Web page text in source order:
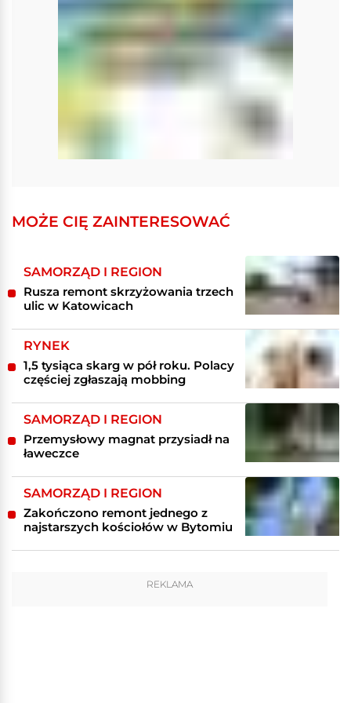
MOŻE CIĘ ZAINTERESOWAĆ
SAMORZĄD I REGION
Rusza remont skrzyżowania trzech
ulic w Katowicach
RYNEK
1,5 tysiąca skarg w pół roku. Polacy
częściej zgłaszają mobbing
SAMORZĄD I REGION
Przemysłowy magnat przysiadł na
ławeczce
SAMORZĄD I REGION
Zakończono remont jednego z
najstarszych kościołów w Bytomiu
REKLAMA